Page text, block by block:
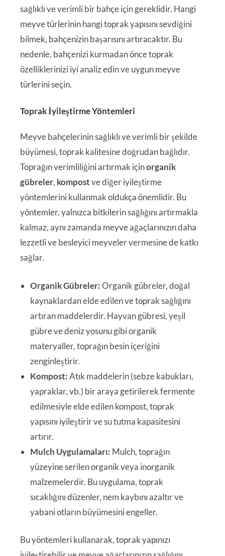
sağlıklı ve verimli bir bahçe için gereklidir. Hangi
meyve türlerinin hangi toprak yapısını sevdiğini
bilmek, bahçenizin başarısını artıracaktır. Bu
nedenle, bahçenizi kurmadan önce toprak
özelliklerinizi iyi analiz edin ve uygun meyve
türlerini seçin.
Toprak İyileştirme Yöntemleri
Meyve bahçelerinin sağlıklı ve verimli bir şekilde
büyümesi, toprak kalitesine doğrudan bağlıdır.
Toprağın verimliliğini artırmak içinorganik
gübreler, kompostve diğer iyileştirme
yöntemlerini kullanmak oldukça önemlidir. Bu
yöntemler, yalnızca bitkilerin sağlığını artırmakla
kalmaz, aynı zamanda meyve ağaçlarınızın daha
lezzetli ve besleyici meyveler vermesine de katkı
sağlar.
Organik Gübreler:Organik gübreler, doğal
kaynaklardan elde edilen ve toprak sağlığını
artıran maddelerdir. Hayvan gübresi, yeşil
gübre ve deniz yosunu gibi organik
materyaller, toprağın besin içeriğini
zenginleştirir.
Kompost:Atık maddelerin (sebze kabukları,
yapraklar, vb.) bir araya getirilerek fermente
edilmesiyle elde edilen kompost, toprak
yapısını iyileştirir ve su tutma kapasitesini
artırır.
Mulch Uygulamaları: Mulch, toprağın
yüzeyine serilen organik veya inorganik
malzemelerdir. Bu uygulama, toprak
sıcaklığını düzenler, nem kaybını azaltır ve
yabani otların büyümesini engeller.
Bu yöntemleri kullanarak, toprak yapınızı